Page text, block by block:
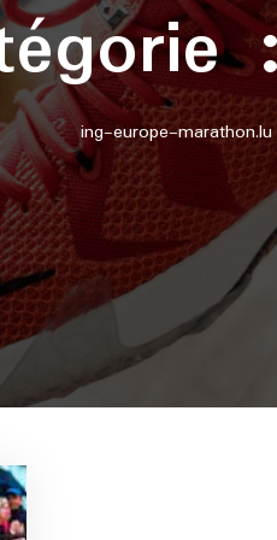
ing-europe-marathon.lu